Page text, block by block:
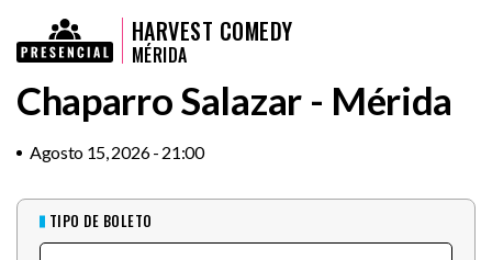
HARVEST COMEDY
MÉRIDA
Chaparro Salazar - Mérida
Agosto 15, 2026 - 21:00
TIPO DE BOLETO